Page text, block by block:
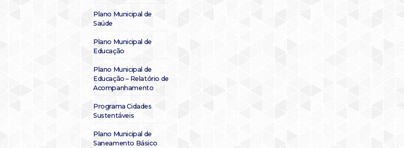
Plano Municipal de
Saúde
Plano Municipal de
Educação
Plano Municipal de
Educação – Relatório de
Acompanhamento
Programa Cidades
Sustentáveis
Plano Municipal de
Saneamento Básico